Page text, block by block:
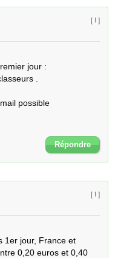
[ ! ]
jour :
.
possible
Répondre
[ ! ]
1er jour, France et
0,20 euros et 0,40